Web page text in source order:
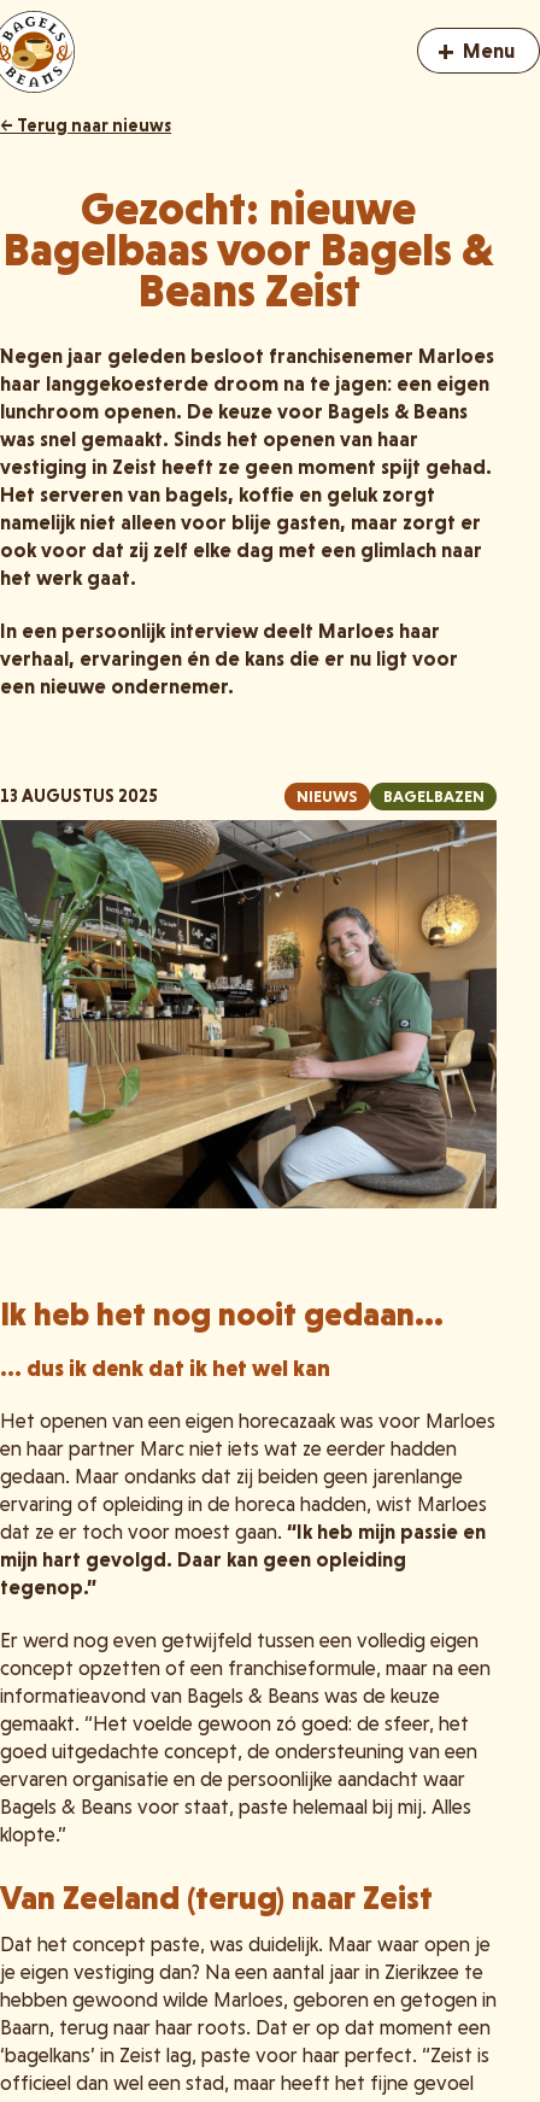
+ Menu
← Terug naar nieuws
Gezocht: nieuwe
Bagelbaas voor Bagels &
Beans Zeist
Negen jaar geleden besloot franchisenemer Marloes
haar langgekoesterde droom na te jagen: een eigen
lunchroom openen. De keuze voor Bagels & Beans
was snel gemaakt. Sinds het openen van haar
vestiging in Zeist heeft ze geen moment spijt gehad.
Het serveren van bagels, koffie en geluk zorgt
namelijk niet alleen voor blije gasten, maar zorgt er
ook voor dat zij zelf elke dag met een glimlach naar
het werk gaat.
In een persoonlijk interview deelt Marloes haar
verhaal, ervaringen én de kans die er nu ligt voor
een nieuwe ondernemer.
13 AUGUSTUS 2025 NIEUWS BAGELBAZEN
Ik heb het nog nooit gedaan...
... dus ik denk dat ik het wel kan
Het openen van een eigen horecazaak was voor Marloes
en haar partner Marc niet iets wat ze eerder hadden
gedaan. Maar ondanks dat zij beiden geen jarenlange
ervaring of opleiding in de horeca hadden, wist Marloes
dat ze er toch voor moest gaan. “Ik heb mijn passie en
mijn hart gevolgd. Daar kan geen opleiding
tegenop.”
Er werd nog even getwijfeld tussen een volledig eigen
concept opzetten of een franchiseformule, maar na een
informatieavond van Bagels & Beans was de keuze
gemaakt. “Het voelde gewoon zó goed: de sfeer, het
goed uitgedachte concept, de ondersteuning van een
ervaren organisatie en de persoonlijke aandacht waar
Bagels & Beans voor staat, paste helemaal bij mij. Alles
klopte.”
Van Zeeland (terug) naar Zeist
Dat het concept paste, was duidelijk. Maar waar open je
je eigen vestiging dan? Na een aantal jaar in Zierikzee te
hebben gewoond wilde Marloes, geboren en getogen in
Baarn, terug naar haar roots. Dat er op dat moment een
‘bagelkans’ in Zeist lag, paste voor haar perfect. “Zeist is
officieel dan wel een stad, maar heeft het fijne gevoel